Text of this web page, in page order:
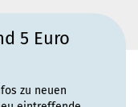
5 Euro
zu neuen